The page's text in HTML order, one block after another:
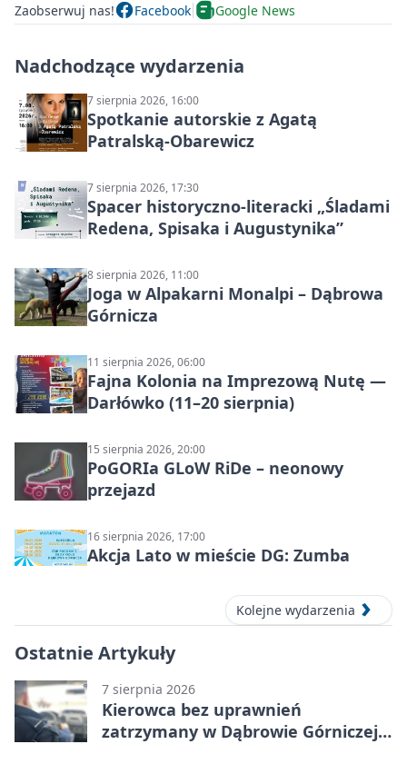
Zaobserwuj nas! Facebook Google News
Nadchodzące wydarzenia
7 sierpnia 2026, 16:00
Spotkanie autorskie z Agatą
Patralską-Obarewicz
7 sierpnia 2026, 17:30
Spacer historyczno-literacki „Śladami
Redena, Spisaka i Augustynika”
8 sierpnia 2026, 11:00
Joga w Alpakarni Monalpi – Dąbrowa
Górnicza
11 sierpnia 2026, 06:00
Fajna Kolonia na Imprezową Nutę —
Darłówko (11–20 sierpnia)
15 sierpnia 2026, 20:00
PoGORIa GLoW RiDe – neonowy
przejazd
16 sierpnia 2026, 17:00
Akcja Lato w mieście DG: Zumba
Kolejne wydarzenia
Ostatnie Artykuły
7 sierpnia 2026
Kierowca bez uprawnień
zatrzymany w Dąbrowie Górniczej.